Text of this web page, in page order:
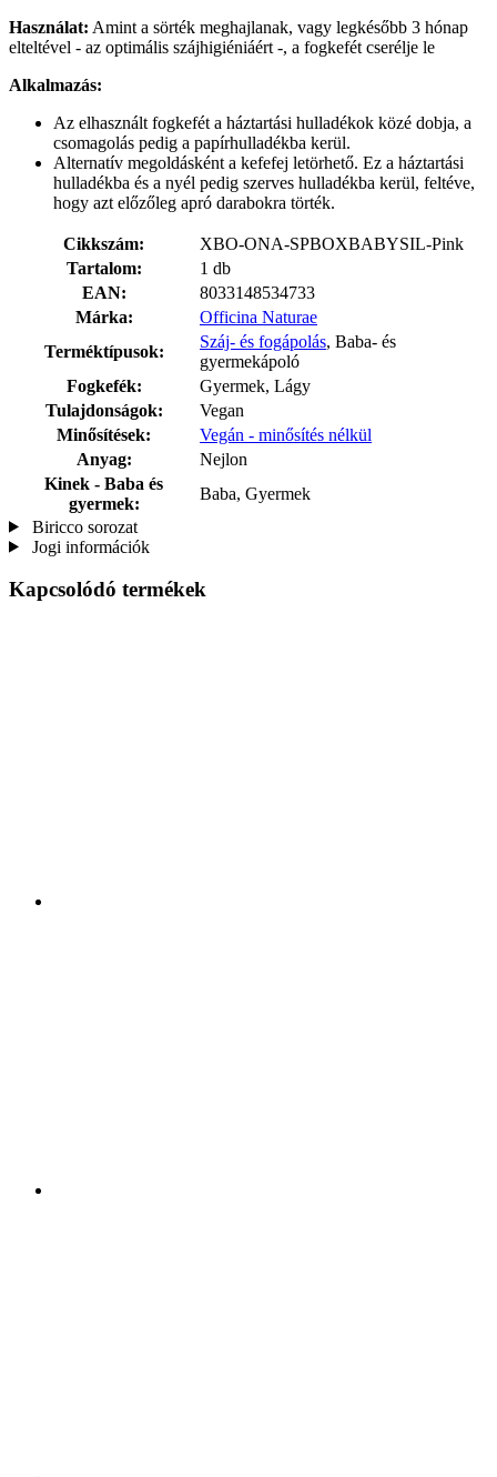
Használat: Amint a sörték meghajlanak, vagy legkésőbb 3 hónap
elteltével - az optimális szájhigiéniáért -, a fogkefét cserélje le
Alkalmazás:
Az elhasznált fogkefét a háztartási hulladékok közé dobja, a
csomagolás pedig a papírhulladékba kerül.
Alternatív megoldásként a kefefej letörhető. Ez a háztartási
hulladékba és a nyél pedig szerves hulladékba kerül, feltéve,
hogy azt előzőleg apró darabokra törték.
Cikkszám:
XBO-ONA-SPBOXBABYSIL-Pink
Tartalom:
1 db
EAN:
8033148534733
Márka:
Officina Naturae
Terméktípusok:
Száj- és fogápolás, Baba- és
gyermekápoló
Fogkefék:
Gyermek, Lágy
Tulajdonságok:
Vegan
Minősítések:
Vegán - minősítés nélkül
Anyag:
Nejlon
Kinek - Baba és
gyermek:
Baba, Gyermek
Biricco sorozat
Jogi információk
Kapcsolódó termékek